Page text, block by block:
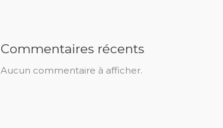
Commentaires récents
Aucun commentaire à afficher.